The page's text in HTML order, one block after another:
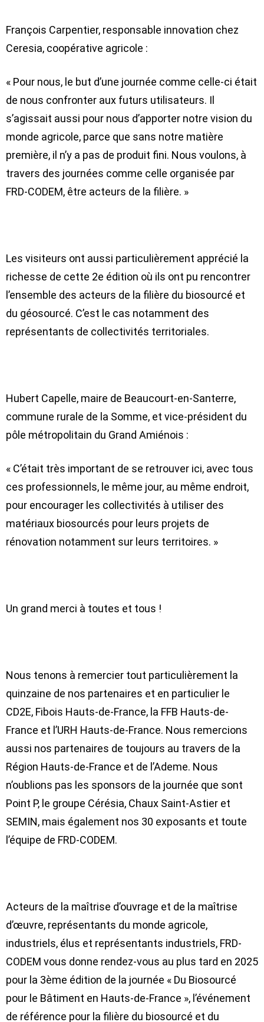
François Carpentier, responsable innovation chez
Ceresia, coopérative agricole :
« Pour nous, le but d’une journée comme celle-ci était
de nous confronter aux futurs utilisateurs. Il
s’agissait aussi pour nous d’apporter notre vision du
monde agricole, parce que sans notre matière
première, il n’y a pas de produit fini. Nous voulons, à
travers des journées comme celle organisée par
FRD-CODEM, être acteurs de la filière. »
Les visiteurs ont aussi particulièrement apprécié la
richesse de cette 2e édition où ils ont pu rencontrer
l’ensemble des acteurs de la filière du biosourcé et
du géosourcé. C’est le cas notamment des
représentants de collectivités territoriales.
Hubert Capelle, maire de Beaucourt-en-Santerre,
commune rurale de la Somme, et vice-président du
pôle métropolitain du Grand Amiénois :
« C’était très important de se retrouver ici, avec tous
ces professionnels, le même jour, au même endroit,
pour encourager les collectivités à utiliser des
matériaux biosourcés pour leurs projets de
rénovation notamment sur leurs territoires. »
Un grand merci à toutes et tous !
Nous tenons à remercier tout particulièrement la
quinzaine de nos partenaires et en particulier le
CD2E, Fibois Hauts-de-France, la FFB Hauts-de-
France et l’URH Hauts-de-France. Nous remercions
aussi nos partenaires de toujours au travers de la
Région Hauts-de-France et de l’Ademe. Nous
n’oublions pas les sponsors de la journée que sont
Point P, le groupe Cérésia, Chaux Saint-Astier et
SEMIN, mais également nos 30 exposants et toute
l’équipe de FRD-CODEM.
Acteurs de la maîtrise d’ouvrage et de la maîtrise
d’œuvre, représentants du monde agricole,
industriels, élus et représentants industriels, FRD-
CODEM vous donne rendez-vous au plus tard en 2025
pour la 3ème édition de la journée « Du Biosourcé
pour le Bâtiment en Hauts-de-France », l’événement
de référence pour la filière du biosourcé et du